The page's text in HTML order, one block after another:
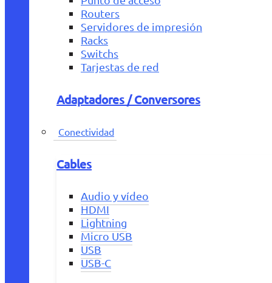
Routers
Servidores de impresión
Racks
Switchs
Tarjestas de red
Adaptadores / Conversores
Conectividad
Cables
Audio y vídeo
HDMI
Lightning
Micro USB
USB
USB-C